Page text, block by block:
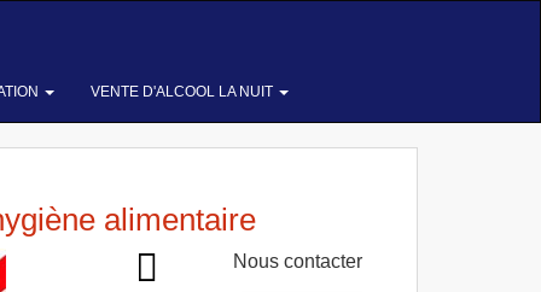
VENTE D'ALCOOL LA NUIT
alimentaire
Nous contacter